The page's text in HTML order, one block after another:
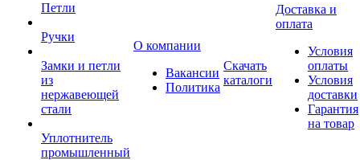
Петли
Ручки
Замки и петли
из
нержавеющей
стали
Уплотнитель
промышленный
О компании
Вакансии
Политика
Скачать
каталоги
Доставка и
оплата
Условия
оплаты
Условия
доставки
Гарантия
на товар